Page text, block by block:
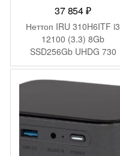
37 854₽
Неттоп IRU 310H6ITF i3
12100 (3.3) 8Gb
SSD256Gb UHDG 730
Windows 11 Pro GbitEth
WiFi BT 90W черный